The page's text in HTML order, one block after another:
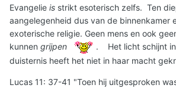
Evangelie is strikt esoterisch zelfs. Ten
aangelegenheid dus van de binnenkamer
exoterische religie. Geen mens en ook
kunnen grijpen
. Het licht schijnt
duisternis heeft het niet in haar macht
Lucas 11: 37-41 "Toen hij uitgesproken